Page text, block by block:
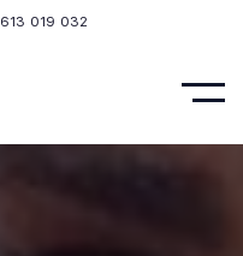
613 019 032